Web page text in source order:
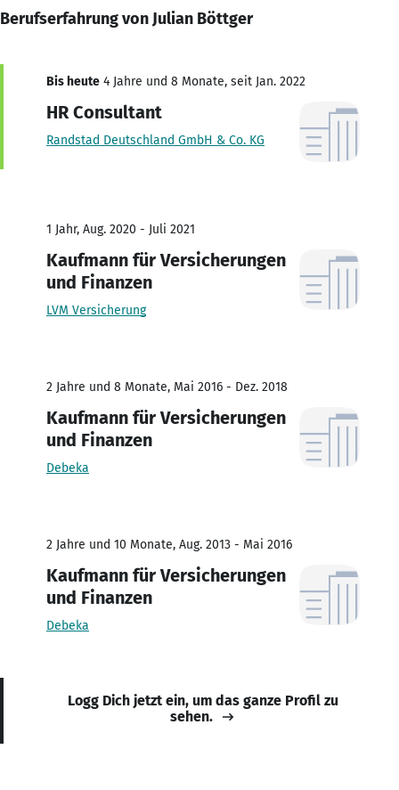
Berufserfahrung von Julian Böttger
Bis heute 4 Jahre und 8 Monate, seit Jan. 2022
HR Consultant
Randstad Deutschland GmbH & Co. KG
1 Jahr, Aug. 2020 - Juli 2021
Kaufmann für Versicherungen
und Finanzen
LVM Versicherung
2 Jahre und 8 Monate, Mai 2016 - Dez. 2018
Kaufmann für Versicherungen
und Finanzen
Debeka
2 Jahre und 10 Monate, Aug. 2013 - Mai 2016
Kaufmann für Versicherungen
und Finanzen
Debeka
Logg Dich jetzt ein, um das ganze Profil zu
sehen.